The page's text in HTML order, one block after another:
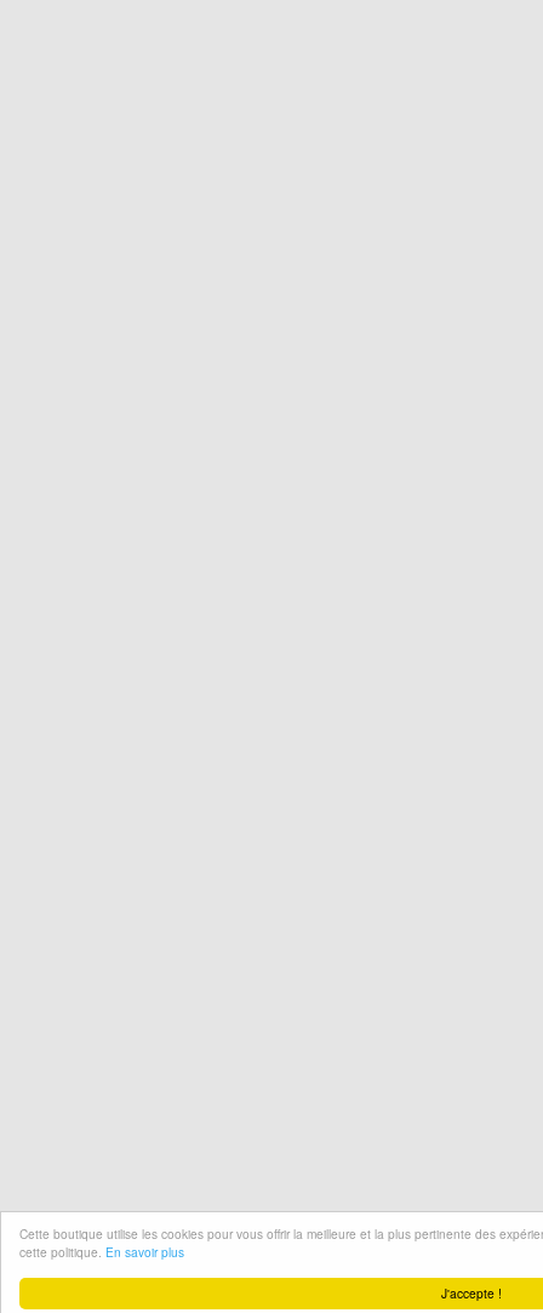
J'accepte !
Cette boutique utilise les cookies pour vous offrir la meilleure et la plus pertinente des
cette politique. En savoir plus